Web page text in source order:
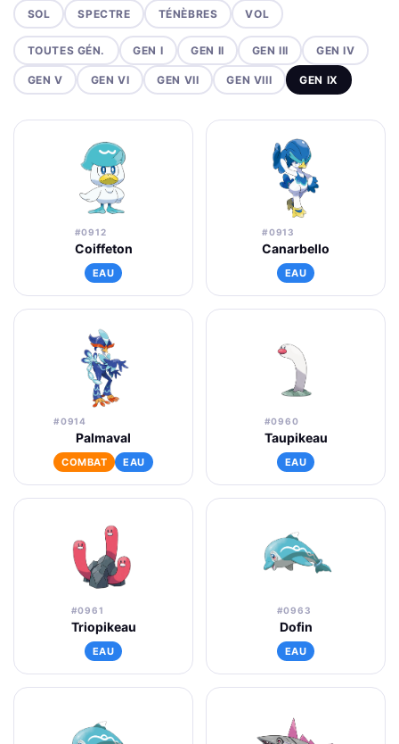
SOL SPECTRE TÉNÈBRES VOL
TOUTES GÉN. GEN I GEN II GEN III GEN IV
GEN V GEN VI GEN VII GEN VIII GEN IX
#0912
Coiffeton
EAU
#0913
Canarbello
EAU
#0914
Palmaval
COMBAT EAU
#0960
Taupikeau
EAU
#0961
Triopikeau
EAU
#0963
Dofin
EAU